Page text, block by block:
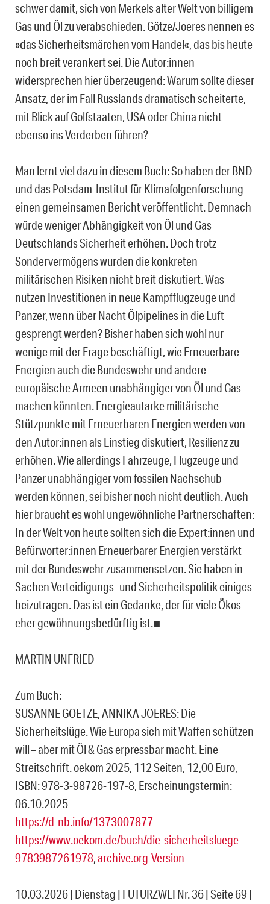
schwer damit, sich von Merkels alter Welt von billigem
Gas und Öl zu verabschieden. Götze/Joeres nennen es
»das Sicherheitsmärchen vom Handel«, das bis heute
noch breit verankert sei. Die Autor:innen
widersprechen hier überzeugend: Warum sollte dieser
Ansatz, der im Fall Russlands dramatisch scheiterte,
mit Blick auf Golfstaaten, USA oder China nicht
ebenso ins Verderben führen?
Man lernt viel dazu in diesem Buch: So haben der BND
und das Potsdam-Institut für Klimafolgenforschung
einen gemeinsamen Bericht veröffentlicht. Demnach
würde weniger Abhängigkeit von Öl und Gas
Deutschlands Sicherheit erhöhen. Doch trotz
Sondervermögens wurden die konkreten
militärischen Risiken nicht breit diskutiert. Was
nutzen Investitionen in neue Kampfflugzeuge und
Panzer, wenn über Nacht Ölpipelines in die Luft
gesprengt werden? Bisher haben sich wohl nur
wenige mit der Frage beschäftigt, wie Erneuerbare
Energien auch die Bundeswehr und andere
europäische Armeen unabhängiger von Öl und Gas
machen könnten. Energieautarke militärische
Stützpunkte mit Erneuerbaren Energien werden von
den Autor:innen als Einstieg diskutiert, Resilienz zu
erhöhen. Wie allerdings Fahrzeuge, Flugzeuge und
Panzer unabhängiger vom fossilen Nachschub
werden können, sei bisher noch nicht deutlich. Auch
hier braucht es wohl ungewöhnliche Partnerschaften:
In der Welt von heute sollten sich die Expert:innen und
Befürworter:innen Erneuerbarer Energien verstärkt
mit der Bundeswehr zusammensetzen. Sie haben in
Sachen Verteidigungs- und Sicherheitspolitik einiges
beizutragen. Das ist ein Gedanke, der für viele Ökos
eher gewöhnungsbedürftig ist.■
MARTIN UNFRIED
Zum Buch:
SUSANNE GOETZE, ANNIKA JOERES: Die
Sicherheitslüge. Wie Europa sich mit Waffen schützen
will – aber mit Öl & Gas erpressbar macht. Eine
Streitschrift. oekom 2025, 112 Seiten, 12,00 Euro,
ISBN: 978-3-98726-197-8, Erscheinungstermin:
06.10.2025
https://d-nb.info/1373007877
https://www.oekom.de/buch/die-sicherheitsluege-
9783987261978,archive.org-Version
10.03.2026 | Dienstag | FUTURZWEI Nr. 36 | Seite 69 |